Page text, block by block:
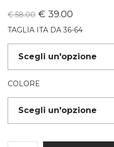
€58.00 € 39.00
TAGLIA ITA DA 36-64
COLORE